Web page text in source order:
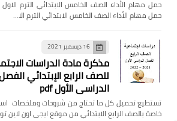
حمل مهام الأداء الصف الخامس الابتدائي الترم الاول
حمل مهام الأداء الصف الخامس الابتدائي الترم الا…
16 ديسمبر 2021
مذكرة مادة الدراسات
للصف الرابع الإبتدائي
الدراسي الأول pdf
تستطيع تحميل كل ما تحتاج من شروحات وملخصات
خاصة بالصف الرابع الابتدائي من موقع ايجى اون لاين